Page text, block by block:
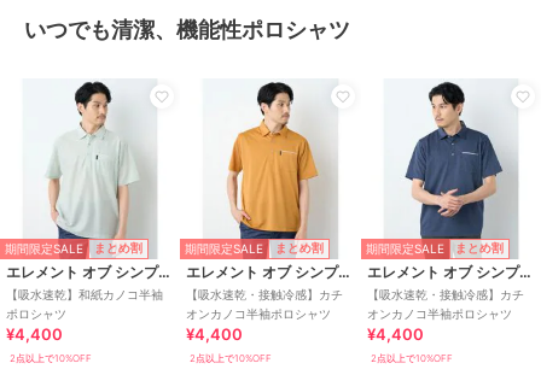
いつでも清潔、機能性ポロシャツ
期間限定SALE まとめ割
エレメント オブ シンプルライフ
【吸水速乾】和紙カノコ半袖
ポロシャツ
¥4,400
2点以上で10%OFF
期間限定SALE まとめ割
エレメント オブ シンプルライフ
【吸水速乾・接触冷感】カチ
オンカノコ半袖ポロシャツ
¥4,400
2点以上で10%OFF
期間限定SALE まとめ割
エレメント オブ シンプルライフ
【吸水速乾・接触冷感】カチ
オンカノコ半袖ポロシャツ
¥4,400
2点以上で10%OFF